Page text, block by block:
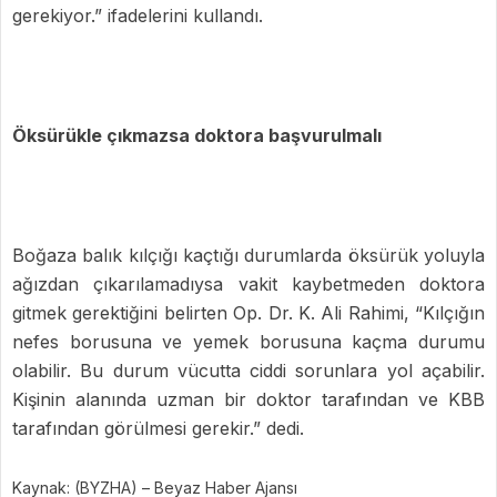
gerekiyor.” ifadelerini kullandı.
Öksürükle çıkmazsa doktora başvurulmalı
Boğaza balık kılçığı kaçtığı durumlarda öksürük yoluyla
ağızdan çıkarılamadıysa vakit kaybetmeden doktora
gitmek gerektiğini belirten Op. Dr. K. Ali Rahimi, “Kılçığın
nefes borusuna ve yemek borusuna kaçma durumu
olabilir. Bu durum vücutta ciddi sorunlara yol açabilir.
Kişinin alanında uzman bir doktor tarafından ve KBB
tarafından görülmesi gerekir.” dedi.
Kaynak: (BYZHA) – Beyaz Haber Ajansı